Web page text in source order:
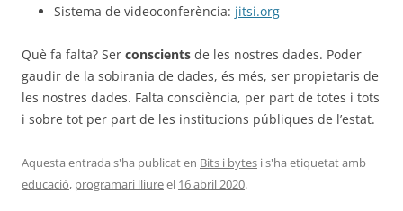
Sistema de videoconferència: jitsi.org
Què fa falta? Ser conscients de les nostres dades. Poder
gaudir de la sobirania de dades, és més, ser propietaris de
les nostres dades. Falta consciència, per part de totes i tots
i sobre tot per part de les institucions públiques de l’estat.
Aquesta entrada s'ha publicat en Bits i bytes i s'ha etiquetat amb
educació, programari lliureel 16 abril 2020.